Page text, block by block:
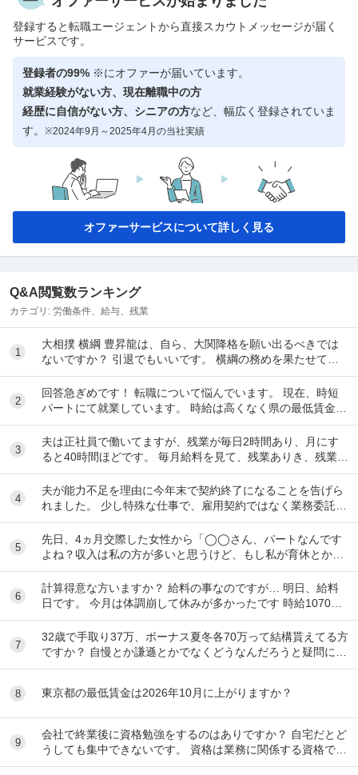
登録すると転職エージェントから直接スカウトメッセージが届く
サービスです。
登録者の99% ※にオファーが届いています。
就業経験がない方、現在離職中の方
経歴に自信がない方、シニアの方など、幅広く登録されていま
す。 ※2024年9月～2025年4月の当社実績
オファーサービスについて詳しく見る
Q&A閲覧数ランキング
カテゴリ: 労働条件、給与、残業
1
大相撲 横綱 豊昇龍は、自ら、大関降格を願い出るべきでは
ないですか？ 引退でもいいです。 横綱の務めを果たせてな
いし、今後、果たせる見込みもないのだ...
2
回答急ぎめです！ 転職について悩んでいます。 現在、時短
パートにて就業しています。 時給は高くなく県の最低賃金＋
20円で、1日6時間で働いています。 ...
3
夫は正社員で働いてますが、残業が毎日2時間あり、月にす
ると40時間ほどです。 毎月給料を見て、残業ありき、残業は
ありがたい、副業しなくて済むし、お金も多く...
4
夫が能力不足を理由に今年末で契約終了になることを告げら
れました。 少し特殊な仕事で、雇用契約ではなく業務委託契
約という形です。そのため、有給休暇などの制...
5
先日、4ヵ月交際した女性から「◯◯さん、パートなんです
よね？収入は私の方が多いと思うけど、もし私が育休とか持
病で働けなくなったとしたら、◯◯さんの収入だけ...
6
計算得意な方いますか？ 給料の事なのですが… 明日、給料
日です。 今月は体調崩して休みが多かったです 時給1070円
月10日勤務 実働時間48時間 前払...
7
32歳で手取り37万、ボーナス夏冬各70万って結構貰えてる方
ですか？ 自慢とか謙遜とかでなくどうなんだろうと疑問に思
っただけです。 富裕層と比べず一般...
8 東京都の最低賃金は2026年10月に上がりますか？
9
会社で終業後に資格勉強をするのはありですか？ 自宅だとど
うしても集中できないです。 資格は業務に関係する資格で
す。 うちの会社はタイムカードとキントーンを...